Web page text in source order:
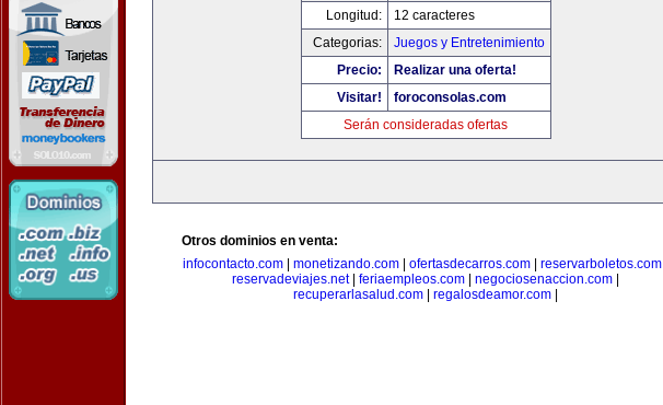
Longitud:
12 caracteres
Categorias:
Juegos y Entretenimiento
Precio:
Realizar una oferta!
Visitar!
foroconsolas.com
Serán consideradas ofertas
Otros dominios en venta:
infocontacto.com
monetizando.com ofertasdecarros.com reservarboletos.com
reservadeviajes.net| feriaempleos.com negociosenaccion.com
recuperarlasalud.com
regalosdeamor.com